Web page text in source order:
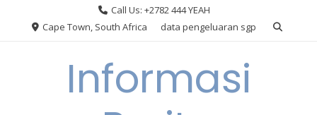
Call Us: +2782 444 YEAH
Cape Town, South Africa
data pengeluaran sgp
Informasi